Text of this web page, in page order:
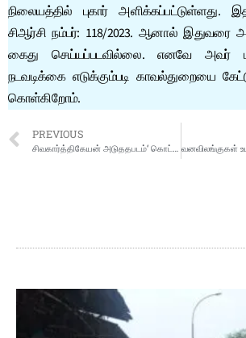
நிலையத்தில் புகார் அளிக்கப்பட்டுள்ளது.
சிஆர்சி நம்பர்: 118/2023. ஆனால் இதுவரை
கைது செய்யப்படவில்லை. எனவே அவர்
நடவடிக்கை எடுக்கும்படி காவல்துறையை
கொள்கிறோம்.
PREVIOUS